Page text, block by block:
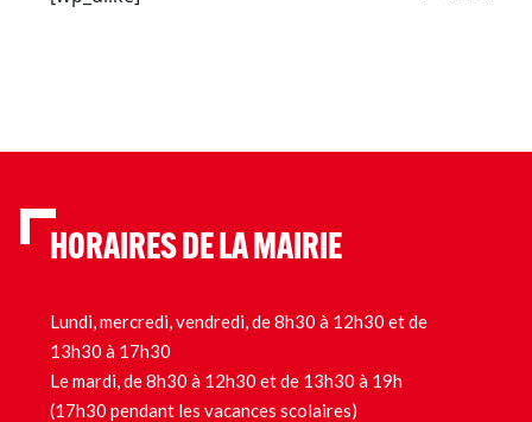
HORAIRES DE LA MAIRIE
Lundi, mercredi, vendredi, de 8h30 à 12h30 et de
13h30 à 17h30
Le mardi, de 8h30 à 12h30 et de 13h30 à 19h
(17h30 pendant les vacances scolaires)